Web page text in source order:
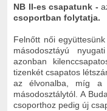
NB II-es csapatunk -
csoportban folytatja.
Felnőtt női
másodosztáyú
azonban
tizenkét csapatos
az élvonalba, míg a
másodosztálytól. A
csoporthoz pedig új